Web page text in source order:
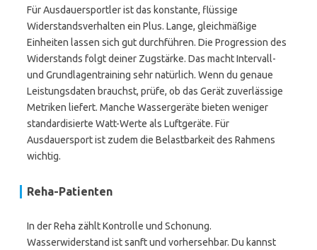
Für Ausdauersportler ist das konstante, flüssige
Widerstandsverhalten ein Plus. Lange, gleichmäßige
Einheiten lassen sich gut durchführen. Die Progression des
Widerstands folgt deiner Zugstärke. Das macht Intervall-
und Grundlagentraining sehr natürlich. Wenn du genaue
Leistungsdaten brauchst, prüfe, ob das Gerät zuverlässige
Metriken liefert. Manche Wassergeräte bieten weniger
standardisierte Watt-Werte als Luftgeräte. Für
Ausdauersport ist zudem die Belastbarkeit des Rahmens
wichtig.
Reha-Patienten
In der Reha zählt Kontrolle und Schonung.
Wasserwiderstand ist sanft und vorhersehbar. Du kannst